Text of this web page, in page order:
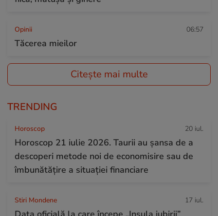
Opinii 06:57
Tăcerea mieilor
Citește mai multe
TRENDING
Horoscop 20 iul.
Horoscop 21 iulie 2026. Taurii au șansa de a
descoperi metode noi de economisire sau de
îmbunătățire a situației financiare
Stiri Mondene 17 iul.